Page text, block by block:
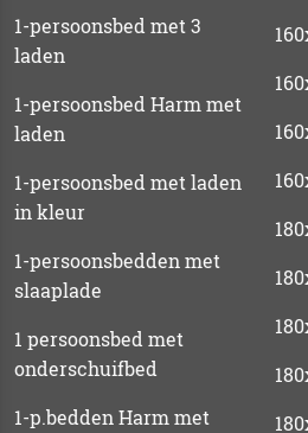
1-persoonsbed met 3
laden
1-persoonsbed Harm met
laden
1-persoonsbed met laden
in kleur
1-persoonsbedden met
slaaplade
1 persoonsbed met
onderschuifbed
1-p.bedden Harm met